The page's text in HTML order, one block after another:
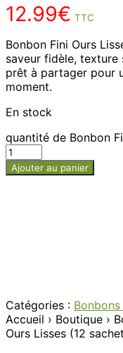
12.99€ TTC
Bonbon Fini Ours
saveur fidèle, texture
prêt à partager pour
moment.
En stock
quantité de Bonbon
Ajouter au panier
Catégories :
Accueil › Boutique ›
Ours Lisses (12